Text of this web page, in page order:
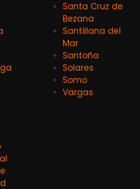
Santa Cruz de
Bezana
Santillana del
Mar
Santoña
Solares
Somo
Vargas